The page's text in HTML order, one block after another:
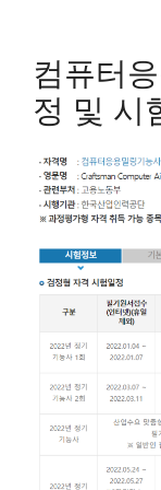
컴퓨터
정 및 시